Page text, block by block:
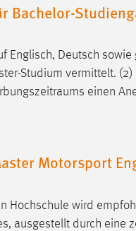
Bachelor-
Englisch, Deutsch
Studium vermittelt.
einen
Motorsport
Hochschule wird
ausgestellt durch eine